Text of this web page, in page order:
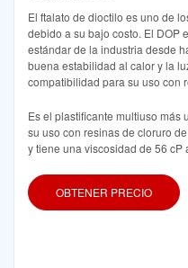
El ftalato de dioctilo es uno de
debido a su bajo costo. El DOP
estándar de la industria desde
buena estabilidad al calor y la
compatibilidad para su uso con
Es el plastificante multiuso
su uso con resinas de cloruro
y tiene una viscosidad de 56 cP
OBTENER PRECIO